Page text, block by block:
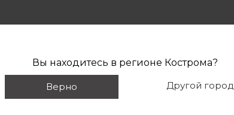
Вы находитесь в регионе Кострома?
Верно Другой город